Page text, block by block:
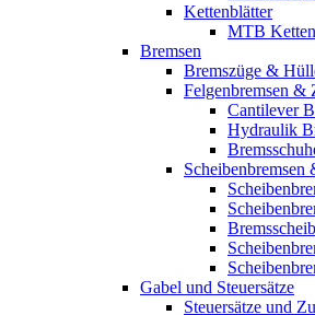
Kettenblätter
MTB
Bremsen
Bremszüge &
Felgenbremsen &
Cantilever
Hydraulik
Scheibenbremsen
Gabel und Steuersätze
Steuersätze und